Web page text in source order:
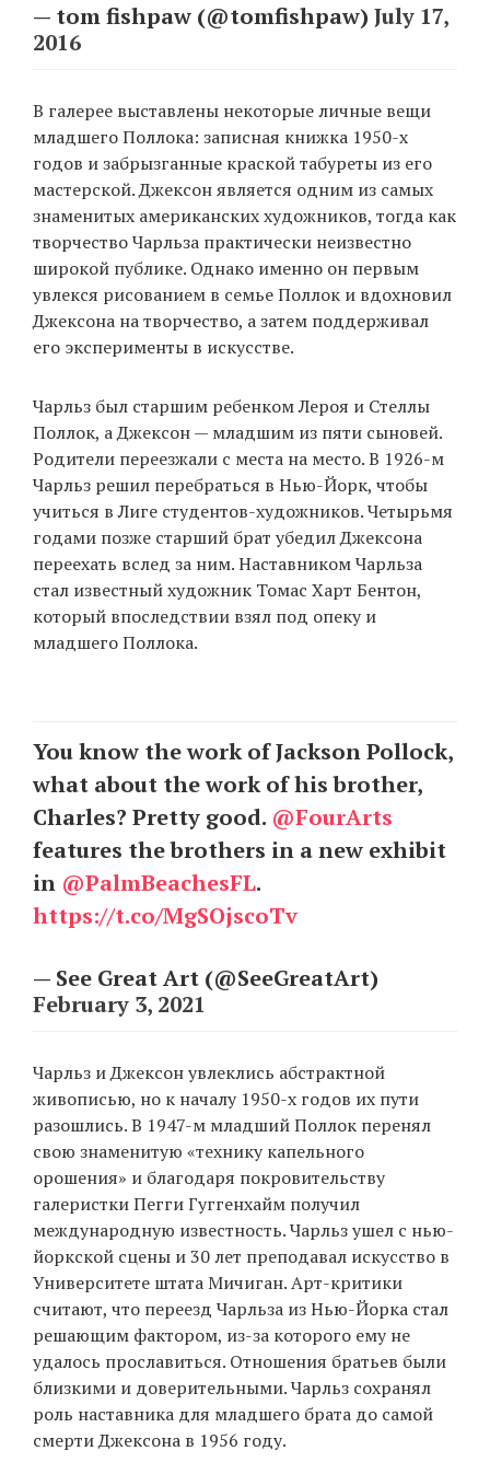
— tom fishpaw (@tomfishpaw) July 17,
2016
В галерее выставлены некоторые личные вещи
младшего Поллока: записная книжка 1950-х
годов и забрызганные краской табуреты из его
мастерской. Джексон является одним из самых
знаменитых американских художников, тогда как
творчество Чарльза практически неизвестно
широкой публике. Однако именно он первым
увлекся рисованием в семье Поллок и вдохновил
Джексона на творчество, а затем поддерживал
его эксперименты в искусстве.
Чарльз был старшим ребенком Лероя и Стеллы
Поллок, а Джексон — младшим из пяти сыновей.
Родители переезжали с места на место. В 1926-м
Чарльз решил перебраться в Нью-Йорк, чтобы
учиться в Лиге студентов-художников. Четырьмя
годами позже старший брат убедил Джексона
переехать вслед за ним. Наставником Чарльза
стал известный художник Томас Харт Бентон,
который впоследствии взял под опеку и
младшего Поллока.
You know the work of Jackson Pollock,
what about the work of his brother,
Charles? Pretty good. @FourArts
features the brothers in a new exhibit
in @PalmBeachesFL.
https://t.co/MgSOjscoTv
— See Great Art (@SeeGreatArt)
February 3, 2021
Чарльз и Джексон увлеклись абстрактной
живописью, но к началу 1950-х годов их пути
разошлись. В 1947-м младший Поллок перенял
свою знаменитую «технику капельного
орошения» и благодаря покровительству
галеристки Пегги Гуггенхайм получил
международную известность. Чарльз ушел с нью-
йоркской сцены и 30 лет преподавал искусство в
Университете штата Мичиган. Арт-критики
считают, что переезд Чарльза из Нью-Йорка стал
решающим фактором, из-за которого ему не
удалось прославиться. Отношения братьев были
близкими и доверительными. Чарльз сохранял
роль наставника для младшего брата до самой
смерти Джексона в 1956 году.